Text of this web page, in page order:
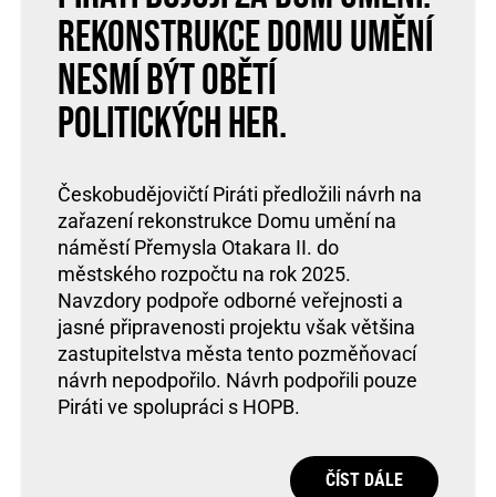
Rekonstrukce Domu umění
nesmí být obětí
politických her.
Českobudějovičtí Piráti předložili návrh na
zařazení rekonstrukce Domu umění na
náměstí Přemysla Otakara II. do
městského rozpočtu na rok 2025.
Navzdory podpoře odborné veřejnosti a
jasné připravenosti projektu však většina
zastupitelstva města tento pozměňovací
návrh nepodpořilo. Návrh podpořili pouze
Piráti ve spolupráci s HOPB.
ČÍST DÁLE